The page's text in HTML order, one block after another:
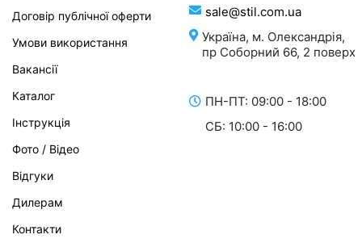
sale@stil.com.ua
Україна, м. Олександрія,
пр Соборний 66, 2 поверх
ПН-ПТ: 09:00 - 18:00
СБ: 10:00 - 16:00
Договір публічної оферти
Умови використання
Вакансії
Каталог
Інструкція
Фото / Відео
Відгуки
Дилерам
Контакти